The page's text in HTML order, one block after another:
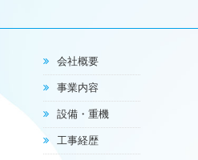
会社概要
事業内容
設備・重機
工事経歴